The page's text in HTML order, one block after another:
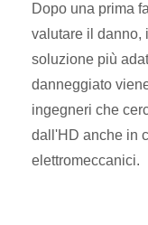
Dopo una prima
valutare il danno,
soluzione più
danneggiato
ingegneri che
dall'HD anche in
elettromeccanici.